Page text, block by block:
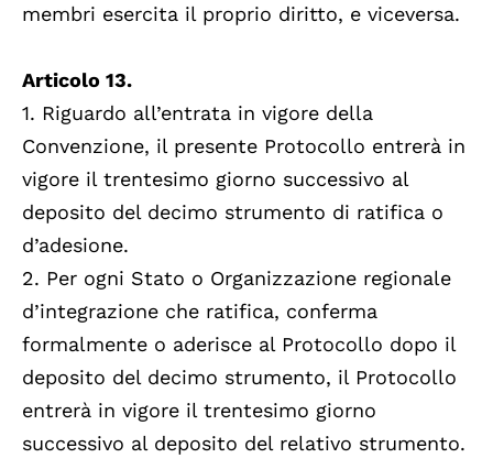
membri esercita il proprio diritto, e viceversa.
Articolo 13.
1. Riguardo all’entrata in vigore della
Convenzione, il presente Protocollo entrerà in
vigore il trentesimo giorno successivo al
deposito del decimo strumento di ratifica o
d’adesione.
2. Per ogni Stato o Organizzazione regionale
d’integrazione che ratifica, conferma
formalmente o aderisce al Protocollo dopo il
deposito del decimo strumento, il Protocollo
entrerà in vigore il trentesimo giorno
successivo al deposito del relativo strumento.